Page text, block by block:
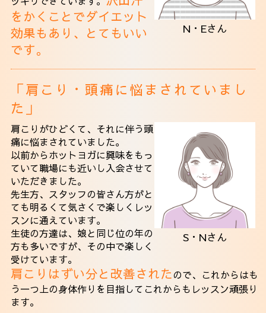
N・Eさん
をかくことでダイエット
効果もあり、とてもいい
です。
「肩こり・頭痛に悩まされていまし
た」
S・Nさん
肩こりがひどくて、それに伴う頭
痛に悩まされていました。
以前からホットヨガに興味をもっ
ていて職場にも近いし入会させて
いただきました。
先生方、スタッフの皆さん方がと
ても明るくて気さくで楽しくレッ
スンに通えています。
生徒の方達は、娘と同じ位の年の
方も多いですが、その中で楽しく
受けています。
肩こりはずい分と改善されたので、これからはも
う一つ上の身体作りを目指してこれからもレッスン頑張り
ます。